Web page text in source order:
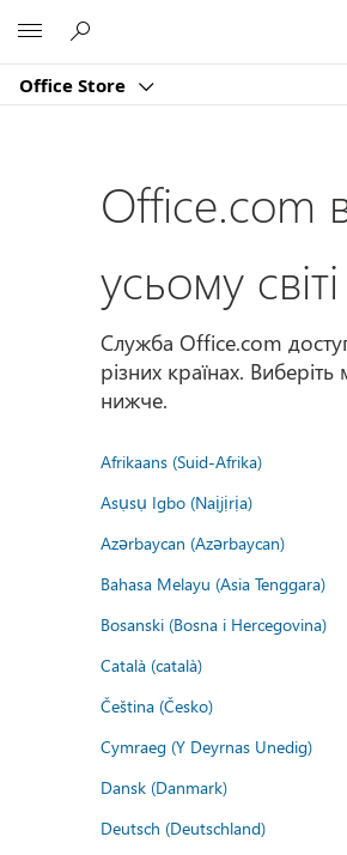
Office Store
Office.com
усьому світі
Служба Office.com
різних країнах.
нижче.
Afrikaans (Suid-Afrika)
Asụsụ Igbo (Naịjịrịa)
Azərbaycan (Azərbaycan)
Bahasa Melayu (Asia Tenggara)
Bosanski (Bosna i Hercegovina)
Català (català)
Čeština (Česko)
Cymraeg (Y Deyrnas Unedig)
Dansk (Danmark)
Deutsch (Deutschland)